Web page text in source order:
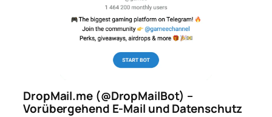
DropMail.me (@DropMailBot) –
Vorübergehend E-Mail und Datenschutz